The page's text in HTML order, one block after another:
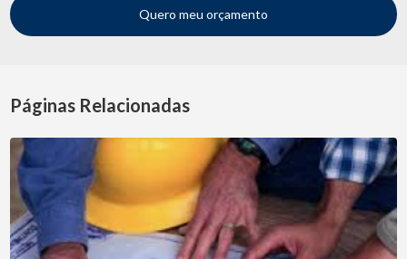
Quero meu orçamento
Páginas Relacionadas